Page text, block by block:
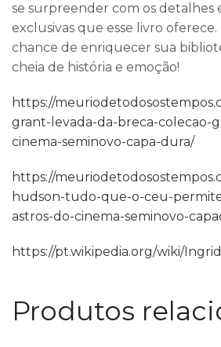
se surpreender com os detalhes
exclusivas que esse livro oferece.
chance de enriquecer sua
cheia de história e emoção!
https://
grant-levada-da-breca-colecao-
cinema-seminovo-capa-dura/
https://
hudson-tudo-que-o-ceu-
astros-do-cinema-seminovo-
https://pt.wikipedia.org/wiki/
Produtos